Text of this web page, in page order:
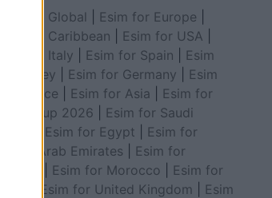
Esim for Global Esim for Europe
Esim for Caribbean
Esim for USA
Esim for Italy
Esim for Spain
Esim
for Turkey
Esim for Germany
Esim
for Greece
Esim for Asia
Esim for
World Cup 2026
Esim for Saudi
Esim for Egypt
Esim for
United Arab Emirates
Esim for
Esim for Morocco
Esim for
Esim for United Kingdom
Esim